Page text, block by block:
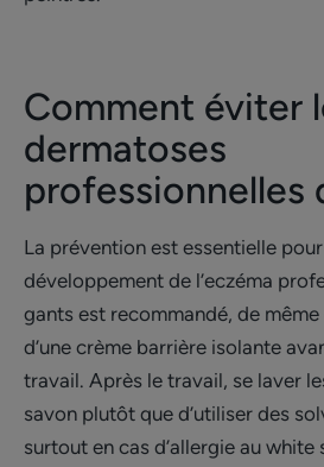
Comment éviter
dermatoses
professionnelles
La prévention est essentielle
développement de l’eczéma
gants est recommandé, de
d’une crème barrière isolante
travail. Après le travail, se laver
savon plutôt que d’utiliser des
surtout en cas d’allergie au white